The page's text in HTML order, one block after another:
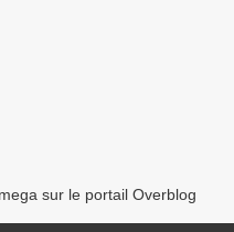
sur le portail Overblog